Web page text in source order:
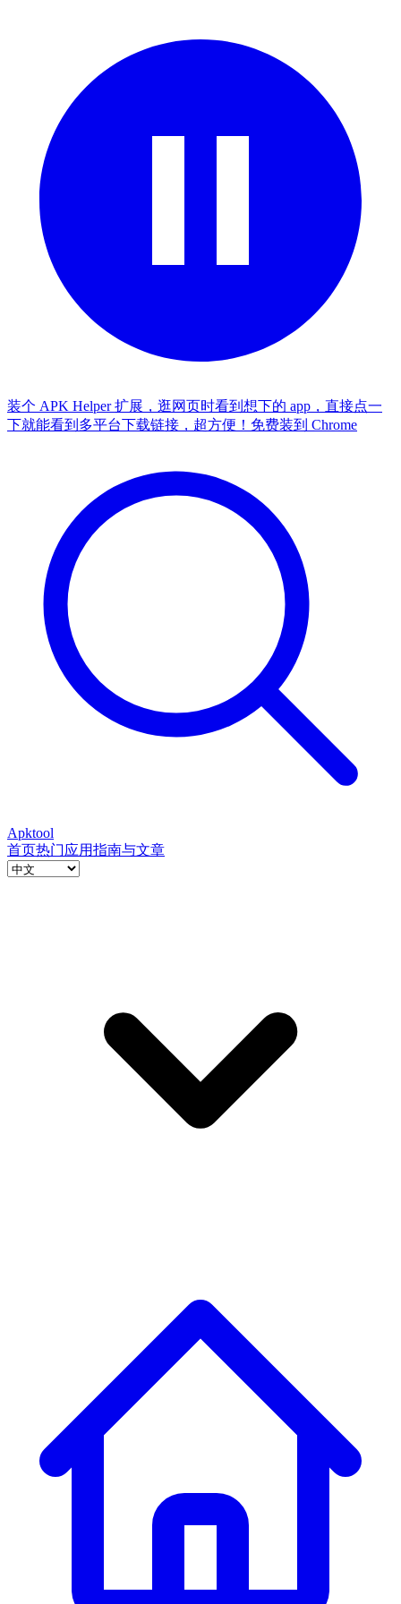
装个 APK Helper 扩展，逛网页时看到想下的 app，直接点一
下就能看到多平台下载链接，超方便！ 免费装到 Chrome
Apktool
首页热门应用指南与文章